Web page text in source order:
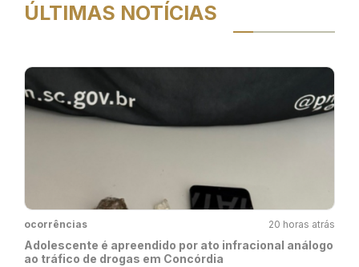
ÚLTIMAS NOTÍCIAS
ocorrências 20 horas atrás
Adolescente é apreendido por ato infracional análogo
ao tráfico de drogas em Concórdia